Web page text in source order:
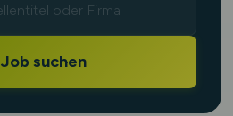
Job suchen